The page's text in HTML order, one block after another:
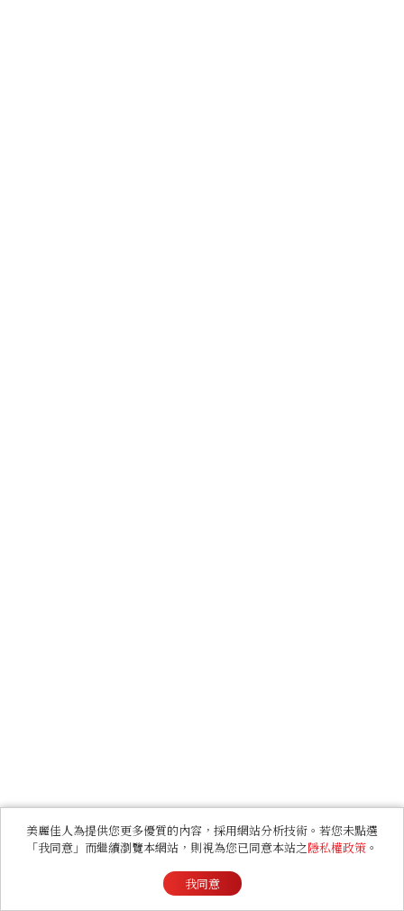
美麗佳人為提供您更多優質的內容，採用網站分析技術。若您未點選
「我同意」而繼續瀏覽本網站，則視為您已同意本站之隱私權政策 。
我同意